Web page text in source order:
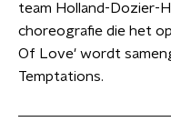
team Holland-Dozier-
choreografie die het
Of Love' wordt
Temptations.